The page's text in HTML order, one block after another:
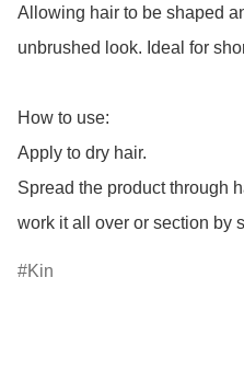
Allowing hair to be shaped
unbrushed look. Ideal for
How to use:
Apply to dry hair.
Spread the product through
work it all over or section by
Kin